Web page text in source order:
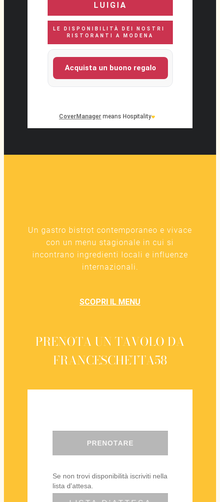
Un gastro bistrot contemporaneo e vivace
con un menu stagionale in cui si
incontrano ingredienti locali e influenze
internazionali.
SCOPRI IL MENU
PRENOTA UN TAVOLO DA
FRANCESCHETTA58